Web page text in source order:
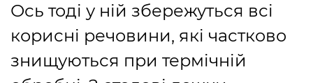
Ось тоді у ній збережуться всі
корисні речовини, які частково
знищуються при термічній